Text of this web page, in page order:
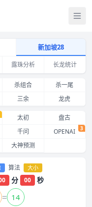
打
新加坡28
露珠分析 长龙统计
准确率
杀组合
杀一尾
三余 龙虎
太初
盘古
千问 OPENAI 3
大神预测
算法 大小
分 00 秒
= 14